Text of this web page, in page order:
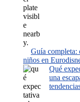
Guía completa:
niños en
Qué
una